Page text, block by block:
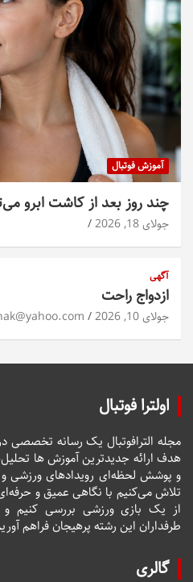
آموزش فوتبال
چند روز بعد از کاشت ابرو
جولای 18, 2026
آگهی
ازدواج راحت
جولای 10, 2026
اولترا فوتبال
مجله الترافوتبال یک رسانه تخصصی
هدف ارائه جدیدترین آموزش ها
و پوشش لحظه‌ای رویدادهای ورزشی و
تلاش می‌کنیم با نگاهی عمیق و
از یک بازی ورزشی بررسی کنیم و
طرفداران این رشته پرهیجان فراهم
گالری